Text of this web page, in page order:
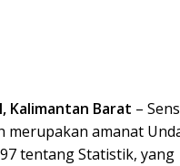
Kalimantan Barat –
merupakan amanat
tentang Statistik, yang